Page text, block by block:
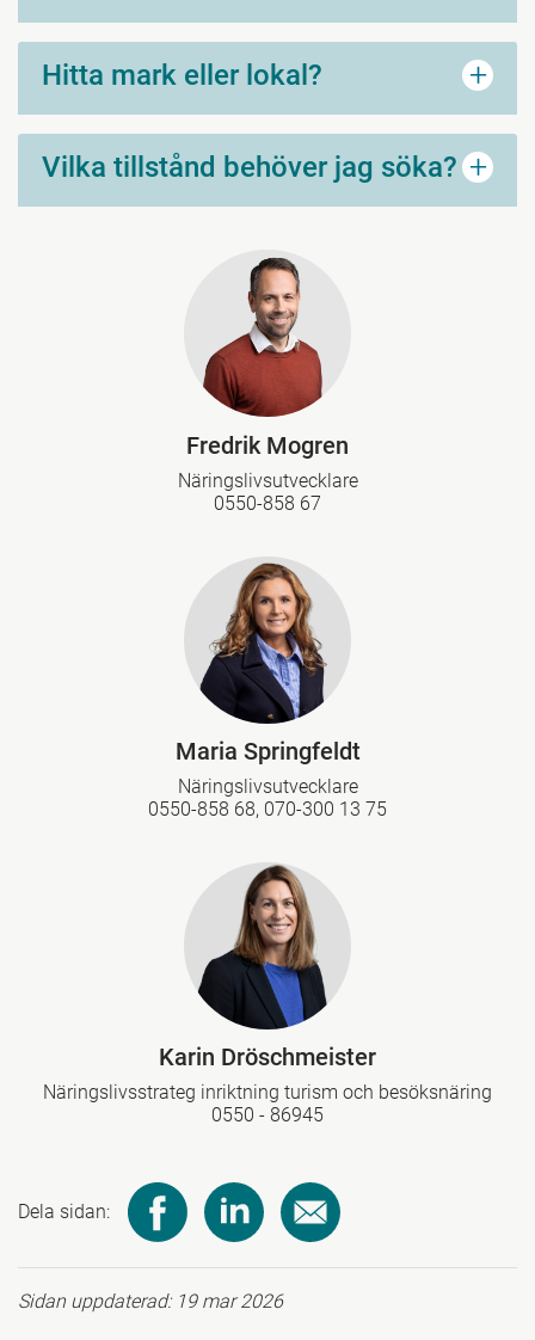
Hitta mark eller lokal? +
Vilka tillstånd behöver jag söka? +
Fredrik Mogren
Näringslivsutvecklare
0550-858 67
Maria Springfeldt
Näringslivsutvecklare
0550-858 68, 070-300 13 75
Karin Dröschmeister
Näringslivsstrateg inriktning turism och besöksnäring
0550 - 86945
Dela sidan:
Sidan uppdaterad: 19 mar 2026